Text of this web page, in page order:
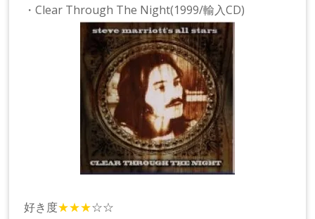
・Clear Through The Night(1999/輸入CD)
好き度★★★☆☆